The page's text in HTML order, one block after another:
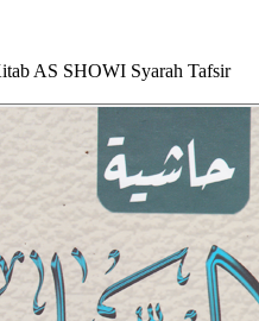
AS SHOWI Syarah Tafsir